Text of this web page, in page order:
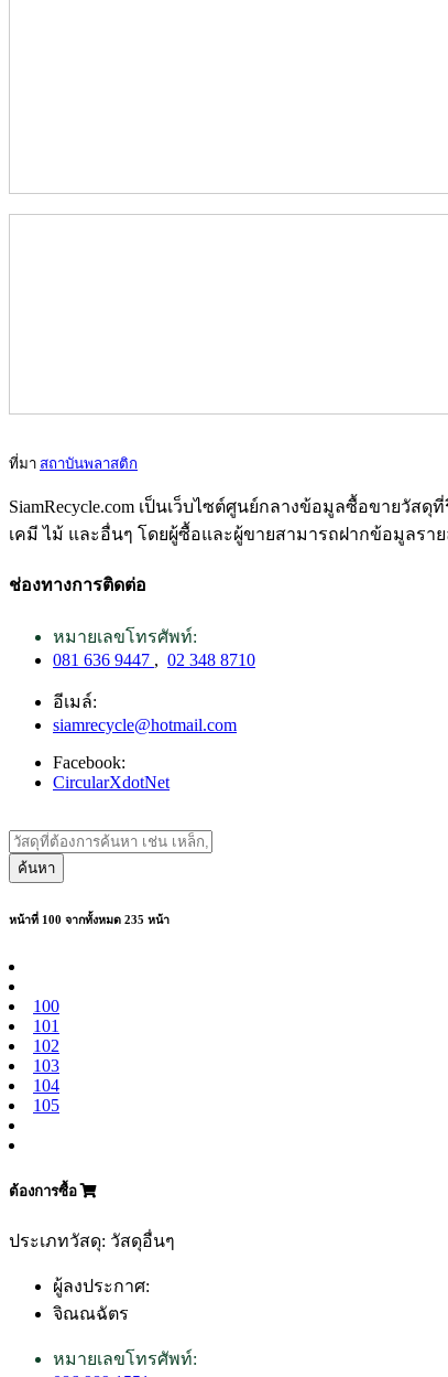
ที่มา สถาบันพลาสติก
SiamRecycle.com เป็นเว็บไซต์ศูนย์กลางข้อมูลซื้อขายวั
เคมี ไม้ และอื่นๆ โดยผู้ซื้อและผู้ขายสามารถฝากข้อมูลรา
ช่องทางการติดต่อ
หมายเลขโทรศัพท์:
081 636 9447 , 02 348 8710
อีเมล์:
siamrecycle@hotmail.com
Facebook:
CircularXdotNet
ค้นหา
หน้าที่ 100 จากทั้งหมด 235 หน้า
100
101
102
103
104
105
ต้องการซื้อ
ประเภทวัสดุ: วัสดุอื่นๆ
ผู้ลงประกาศ:
จิณณฉัตร
หมายเลขโทรศัพท์: